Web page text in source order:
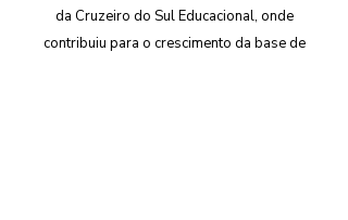
da Cruzeiro do Sul Educacional, onde
contribuiu para o crescimento da base de